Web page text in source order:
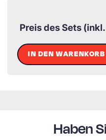
Preis des Sets
IN DEN
Haben